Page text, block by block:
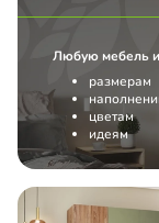
Любую мебель
размерам
цветам
идеям